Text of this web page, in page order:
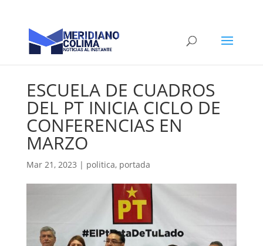
ESCUELA DE CUADROS
DEL PT INICIA CICLO DE
CONFERENCIAS EN
MARZO
Mar 21, 2023 | politica, portada